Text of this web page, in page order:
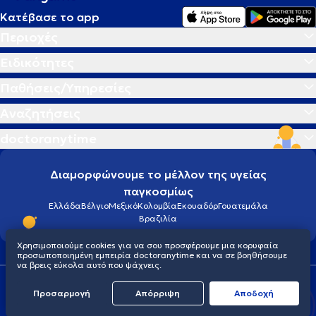
Κατέβασε το app
Διαμορφώνουμε το μέλλον της υγείας
παγκοσμίως
ΕλλάδαΒέλγιοΜεξικόΚολομβίαΕκουαδόρΓουατεμάλα
Βραζιλία
Πολιτική προστασίας προσωπικού απορρήτου
© 2026 doctoranytime
Χρησιμοποιούμε cookies για να σου προσφέρουμε μια κορυφαία
προσωποποιημένη εμπειρία doctoranytime και να σε βοηθήσουμε
να βρεις εύκολα αυτό που ψάχνεις.
Προσαρμογή Απόρριψη Aποδοχή